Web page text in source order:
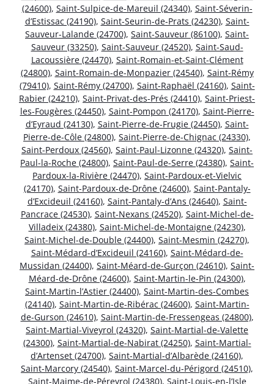
(24600), Saint-Sulpice-de-Mareuil (24340), Saint-Séverin-
d’Estissac (24190), Saint-Seurin-de-Prats (24230), Saint-
Sauveur-Lalande (24700), Saint-Sauveur (86100), Saint-
Sauveur (33250), Saint-Sauveur (24520), Saint-Saud-
Lacoussière (24470), Saint-Romain-et-Saint-Clément
(24800), Saint-Romain-de-Monpazier (24540), Saint-Rémy
(79410), Saint-Rémy (24700), Saint-Raphaël (24160), Saint-
Rabier (24210), Saint-Privat-des-Prés (24410), Saint-Priest-
les-Fougères (24450), Saint-Pompon (24170), Saint-Pierre-
d’Eyraud (24130), Saint-Pierre-de-Frugie (24450), Saint-
Pierre-de-Côle (24800), Saint-Pierre-de-Chignac (24330),
Saint-Perdoux (24560), Saint-Paul-Lizonne (24320), Saint-
Paul-la-Roche (24800), Saint-Paul-de-Serre (24380), Saint-
Pardoux-la-Rivière (24470), Saint-Pardoux-et-Vielvic
(24170), Saint-Pardoux-de-Drône (24600), Saint-Pantaly-
d’Excideuil (24160), Saint-Pantaly-d’Ans (24640), Saint-
Pancrace (24530), Saint-Nexans (24520), Saint-Michel-de-
Villadeix (24380), Saint-Michel-de-Montaigne (24230),
Saint-Michel-de-Double (24400), Saint-Mesmin (24270),
Saint-Médard-d’Excideuil (24160), Saint-Médard-de-
Mussidan (24400), Saint-Méard-de-Gurçon (24610), Saint-
Méard-de-Drône (24600), Saint-Martin-le-Pin (24300),
Saint-Martin-l’Astier (24400), Saint-Martin-des-Combes
(24140), Saint-Martin-de-Ribérac (24600), Saint-Martin-
de-Gurson (24610), Saint-Martin-de-Fressengeas (24800),
Saint-Martial-Viveyrol (24320), Saint-Martial-de-Valette
(24300), Saint-Martial-de-Nabirat (24250), Saint-Martial-
d’Artenset (24700), Saint-Martial-d’Albarède (24160),
Saint-Marcory (24540), Saint-Marcel-du-Périgord (24510),
Saint-Maime-de-Péreyrol (24380), Saint-Louis-en-l’Isle